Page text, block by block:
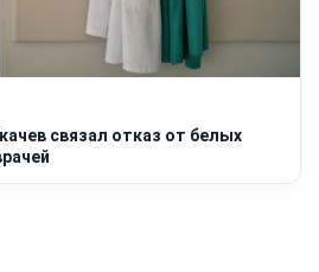
связал отказ от белых